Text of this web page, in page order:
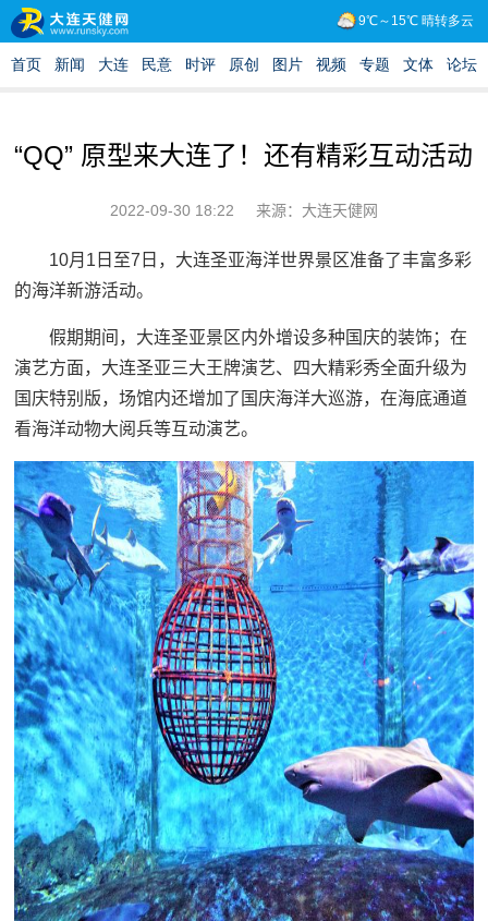
“QQ” 原型来大连了！还有精彩互动活动
2022-09-30 18:22 来源：大连天健网
10月1日至7日，大连圣亚海洋世界景区准备了丰富多彩
的海洋新游活动。
假期期间，大连圣亚景区内外增设多种国庆的装饰；在
演艺方面，大连圣亚三大王牌演艺、四大精彩秀全面升级为
国庆特别版，场馆内还增加了国庆海洋大巡游，在海底通道
看海洋动物大阅兵等互动演艺。